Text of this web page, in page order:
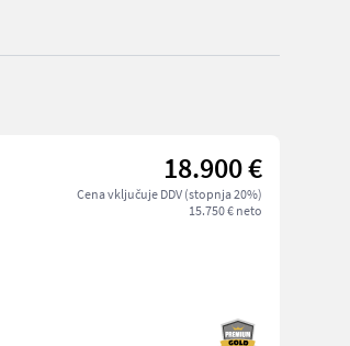
18.900 €
Cena vključuje DDV (stopnja 20%)
15.750 € neto